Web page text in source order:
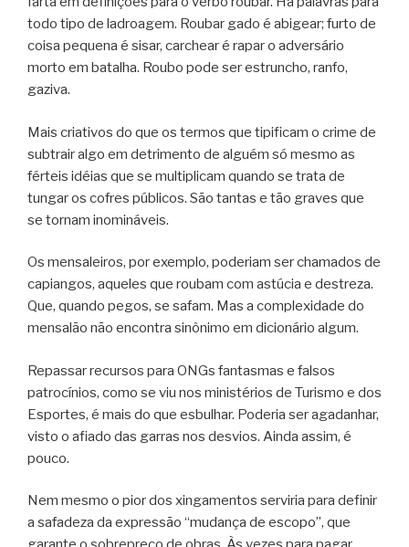
todo tipo de ladroagem. Roubar gado é abigear; furto de
coisa pequena é sisar, carchear é rapar o adversário
morto em batalha. Roubo pode ser estruncho, ranfo,
gaziva.
Mais criativos do que os termos que tipificam o crime de
subtrair algo em detrimento de alguém só mesmo as
férteis idéias que se multiplicam quando se trata de
tungar os cofres públicos. São tantas e tão graves que
se tornam inomináveis.
Os mensaleiros, por exemplo, poderiam ser chamados de
capiangos, aqueles que roubam com astúcia e destreza.
Que, quando pegos, se safam. Mas a complexidade do
mensalão não encontra sinônimo em dicionário algum.
Repassar recursos para ONGs fantasmas e falsos
patrocínios, como se viu nos ministérios de Turismo e dos
Esportes, é mais do que esbulhar. Poderia ser agadanhar,
visto o afiado das garras nos desvios. Ainda assim, é
pouco.
Nem mesmo o pior dos xingamentos serviria para definir
a safadeza da expressão “mudança de escopo”, que